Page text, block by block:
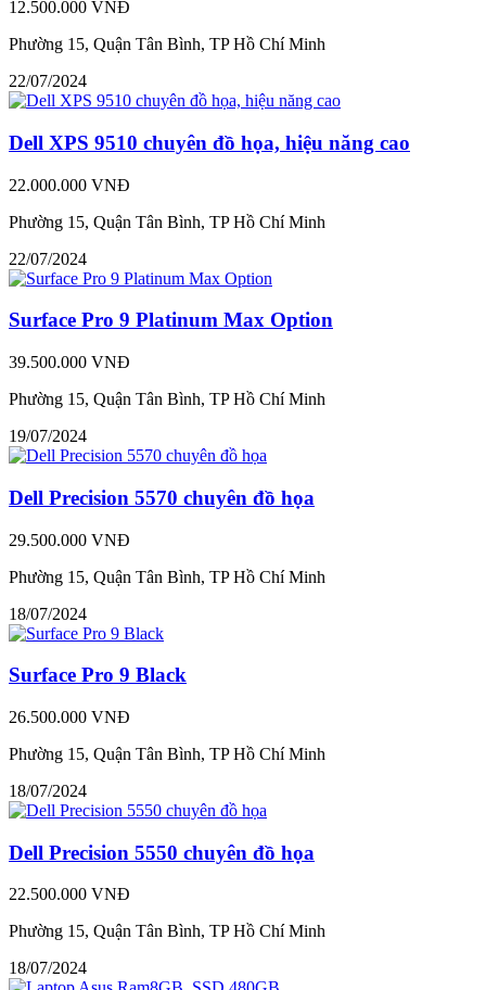
12.500.000 VNĐ
Phường 15, Quận Tân Bình, TP Hồ Chí Minh
22/07/2024
Dell XPS 9510 chuyên đồ họa, hiệu năng cao
22.000.000 VNĐ
Phường 15, Quận Tân Bình, TP Hồ Chí Minh
22/07/2024
Surface Pro 9 Platinum Max Option
39.500.000 VNĐ
Phường 15, Quận Tân Bình, TP Hồ Chí Minh
19/07/2024
Dell Precision 5570 chuyên đồ họa
29.500.000 VNĐ
Phường 15, Quận Tân Bình, TP Hồ Chí Minh
18/07/2024
Surface Pro 9 Black
26.500.000 VNĐ
Phường 15, Quận Tân Bình, TP Hồ Chí Minh
18/07/2024
Dell Precision 5550 chuyên đồ họa
22.500.000 VNĐ
Phường 15, Quận Tân Bình, TP Hồ Chí Minh
18/07/2024